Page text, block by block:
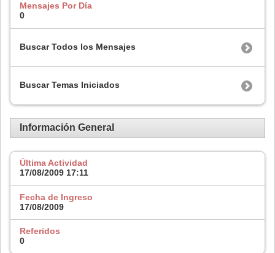
Mensajes Por Día
0
Buscar Todos los Mensajes
Buscar Temas Iniciados
Información General
Última Actividad
17/08/2009 17:11
Fecha de Ingreso
17/08/2009
Referidos
0